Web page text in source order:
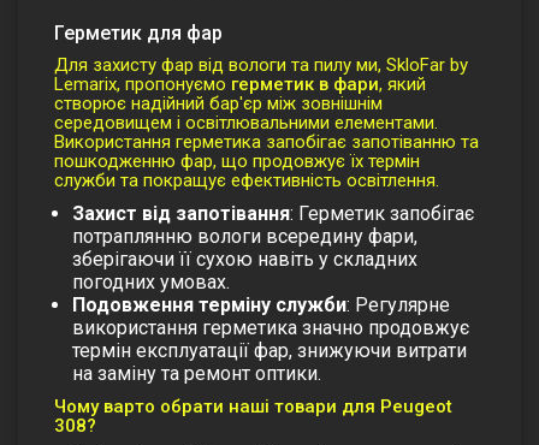
Герметик для фар
Для захисту фар від вологи та пилу ми, SkloFar by
Lemarix, пропонуємо герметик в фари, який
створює надійний бар'єр між зовнішнім
середовищем і освітлювальними елементами.
Використання герметика запобігає запотіванню та
пошкодженню фар, що продовжує їх термін
служби та покращує ефективність освітлення.
Захист від запотівання: Герметик запобігає
потраплянню вологи всередину фари,
зберігаючи її сухою навіть у складних
погодних умовах.
Подовження терміну служби: Регулярне
використання герметика значно продовжує
термін експлуатації фар, знижуючи витрати
на заміну та ремонт оптики.
Чому варто обрати наші товари для Peugeot
308?